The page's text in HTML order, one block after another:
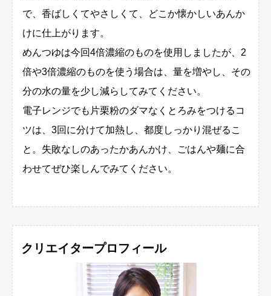
で、香ばしくてやさしくて、どこか懐かしいあんか
けに仕上がります。
めんつゆは今回4倍濃縮のものを使用しましたが、2
倍や3倍濃縮のものを使う場合は、量を増やし、その
分の水の量を少し減らしてみてください。
電子レンジでも片栗粉のダマなくとろみをつけるコ
ツは、3回に分けて加熱し、都度しっかり混ぜるこ
と。失敗なしのあったかあんかけ、ごはんや麺に合
わせてぜひ楽しんでみてください。
クリエイタープロフィール